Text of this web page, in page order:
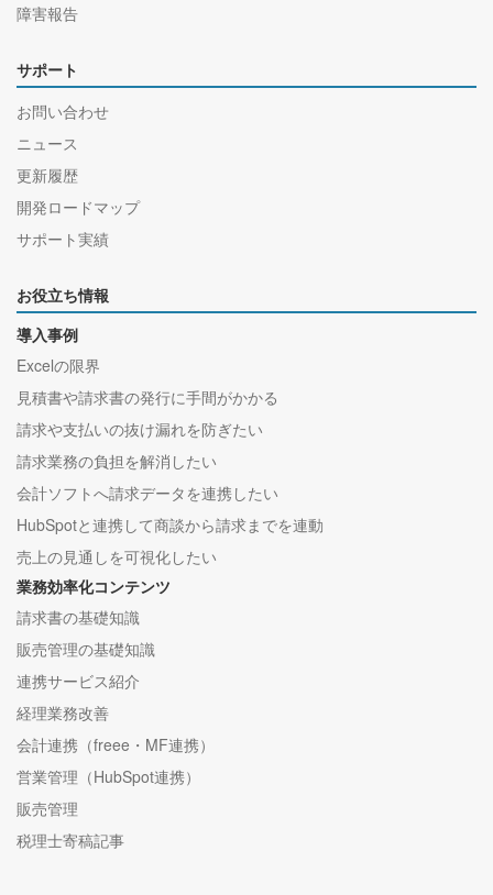
障害報告
サポート
お問い合わせ
ニュース
更新履歴
開発ロードマップ
サポート実績
お役立ち情報
導入事例
Excelの限界
見積書や請求書の発行に手間がかかる
請求や支払いの抜け漏れを防ぎたい
請求業務の負担を解消したい
会計ソフトへ請求データを連携したい
HubSpotと連携して商談から請求までを連動
売上の見通しを可視化したい
業務効率化コンテンツ
請求書の基礎知識
販売管理の基礎知識
連携サービス紹介
経理業務改善
会計連携（freee・MF連携）
営業管理（HubSpot連携）
販売管理
税理士寄稿記事